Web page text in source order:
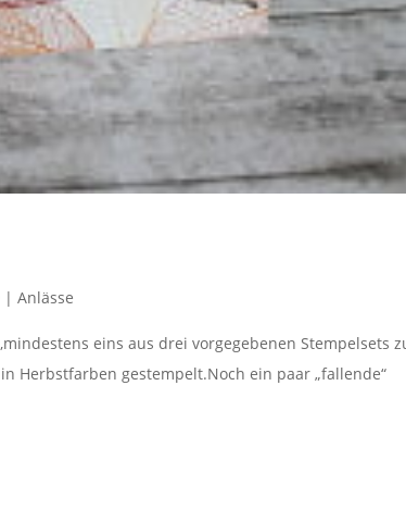
| Anlässe
eins aus drei vorgegebenen Stempelsets
Herbstfarben gestempelt.Noch ein paar „fallende“